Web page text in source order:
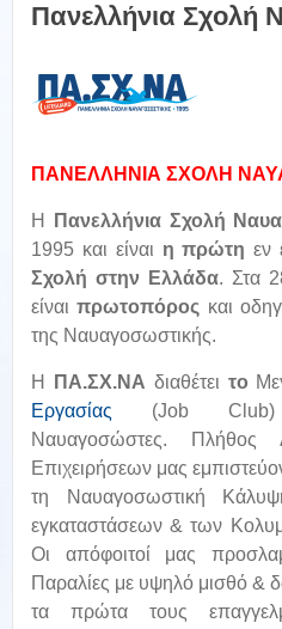
Πανελλήνια Σχολή
ΠΑΝΕΛΛΗΝΙΑ ΣΧΟΛΗ
Η Πανελλήνια Σχολή
1995 και είναι η πρώτηεν
Σχολή στην Ελλάδα. Στα
είναιπρωτοπόρος και
της Ναυαγοσωστικής.
Η ΠΑ.ΣΧ.ΝΑ διαθέτει το
Εργασίας (Job Club)
Ναυαγοσώστες. Πλήθος
Επιχειρήσεων μας
τη Ναυαγοσωστική
εγκαταστάσεων & των
Οι απόφοιτοί μας
Παραλίες με υψηλό μισθό &
τα πρώτα τους